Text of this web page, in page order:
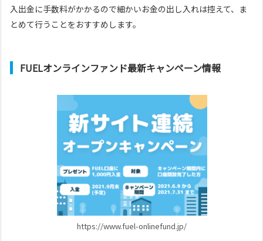
入出金に手数料がかかるので細かいお金の出し入れは控えて、ま
とめて行うことをおすすめします。
FUELオンラインファンド最新キャンペーン情報
https://www.fuel-onlinefund.jp/